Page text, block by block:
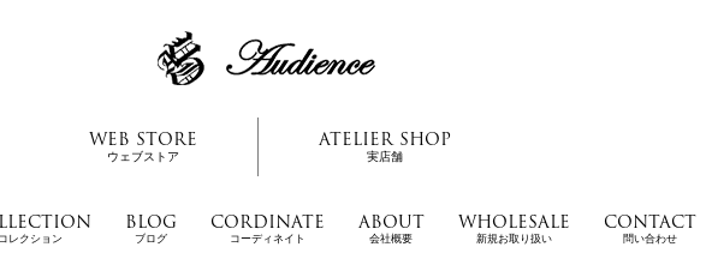
WEB STORE
ウェブストア
ATELIER SHOP
実店舗
レクション
BLOG
ブログ
CORDINATE
コーディネイト
ABOUT
会社概要
WHOLESALE
新規お取り扱い
CONTACT
問い合わせ